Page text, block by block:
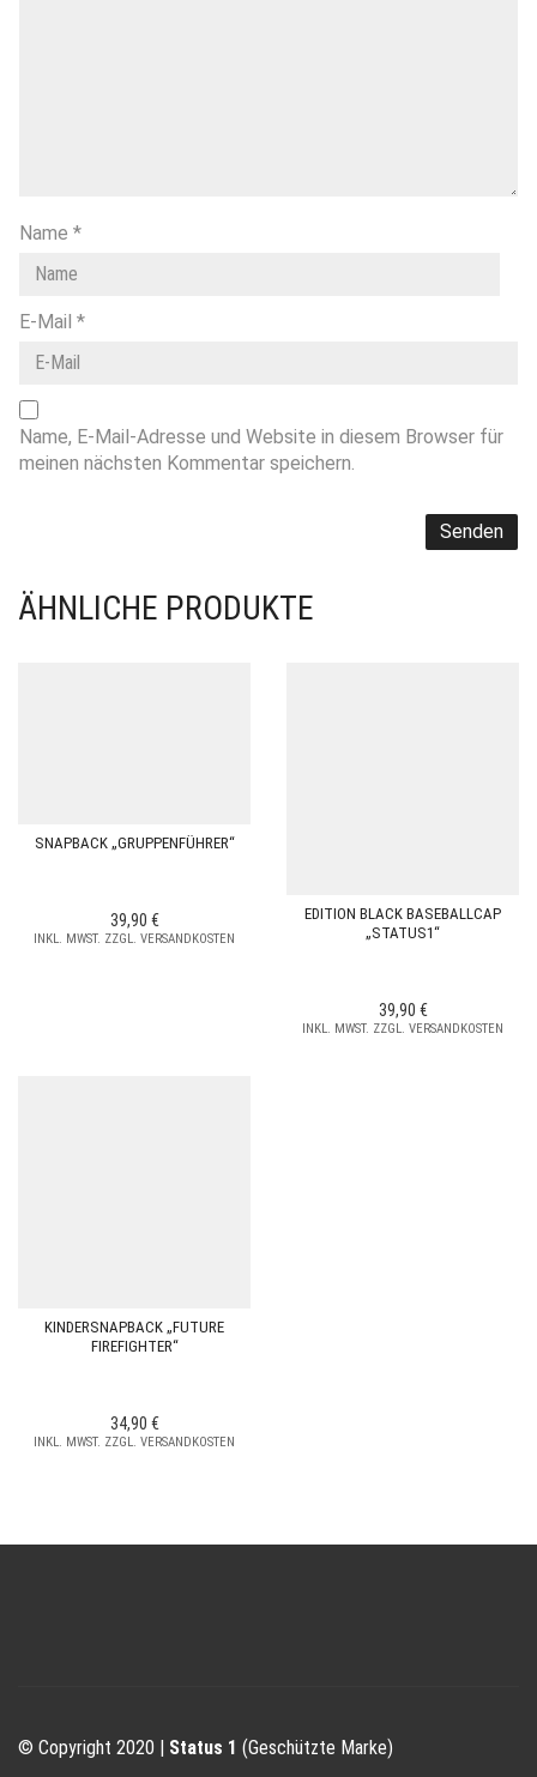
Name *
E-Mail *
Name, E-Mail-Adresse und Website in diesem Browser für
meinen nächsten Kommentar speichern.
ÄHNLICHE PRODUKTE
SNAPBACK „GRUPPENFÜHRER“
39,90 €
INKL. MWST. ZZGL. VERSANDKOSTEN
EDITION BLACK BASEBALLCAP
„STATUS1“
39,90 €
INKL. MWST. ZZGL. VERSANDKOSTEN
KINDERSNAPBACK „FUTURE
FIREFIGHTER“
34,90 €
INKL. MWST. ZZGL. VERSANDKOSTEN
© Copyright 2020 | Status 1 (Geschützte Marke)